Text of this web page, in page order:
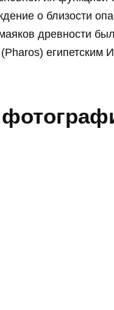
о близости
древности